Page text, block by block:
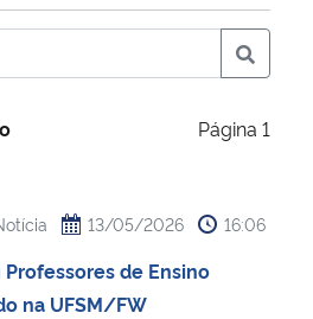
Página 1
13/05/2026 16:06
de Ensino
na UFSM/FW